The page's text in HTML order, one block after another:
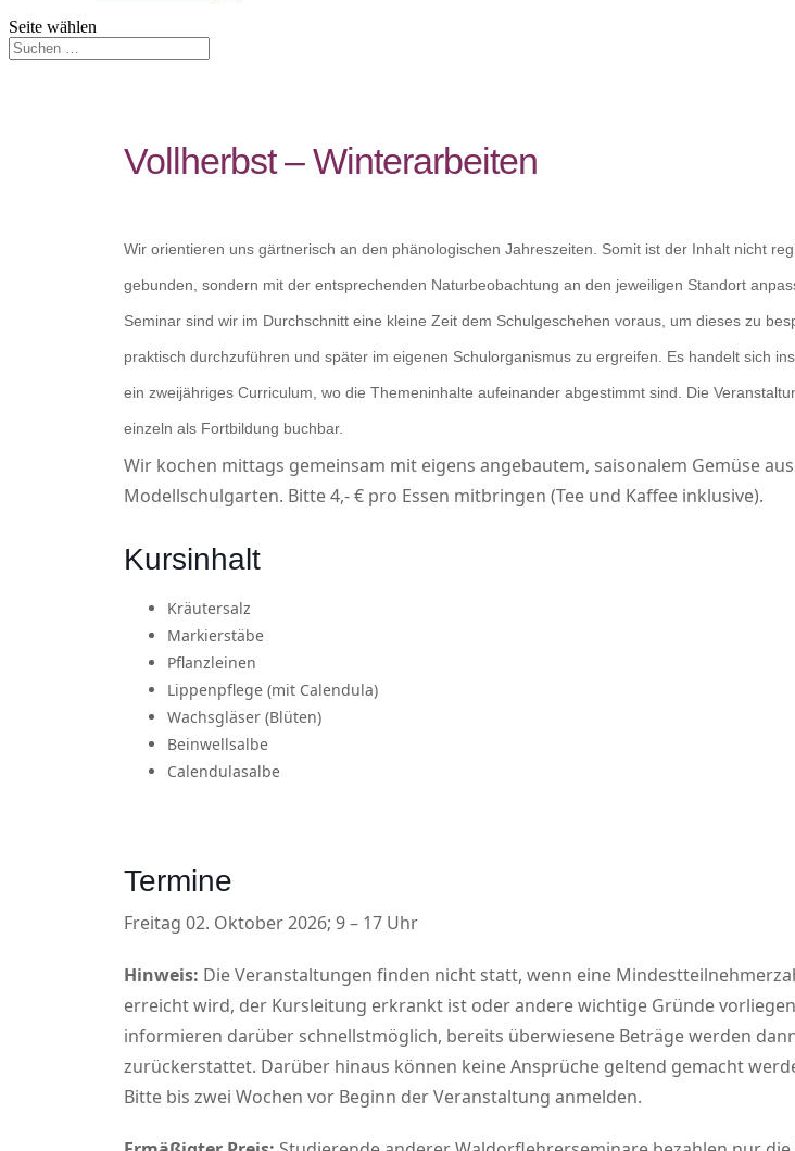
Seite wählen
Vollherbst – Winterarbeiten
Wir orientieren uns gärtnerisch an den phänologischen Jahreszeiten. Somit ist der Inhalt nicht
gebunden, sondern mit der entsprechenden Naturbeobachtung an den jeweiligen Standort
Seminar sind wir im Durchschnitt eine kleine Zeit dem Schulgeschehen voraus, um dieses zu
praktisch durchzuführen und später im eigenen Schulorganismus zu ergreifen. Es handelt sich
ein zweijähriges Curriculum, wo die Themeninhalte aufeinander abgestimmt sind. Die
einzeln als Fortbildung buchbar.
Wir kochen mittags gemeinsam mit eigens angebautem, saisonalem Gemüse
Modellschulgarten. Bitte 4,- € pro Essen mitbringen (Tee und Kaffee inklusive).
Kursinhalt
Kräutersalz
Markierstäbe
Pflanzleinen
Lippenpflege (mit Calendula)
Wachsgläser (Blüten)
Beinwellsalbe
Calendulasalbe
Termine
Freitag 02. Oktober 2026; 9 – 17 Uhr
Hinweis: Die Veranstaltungen finden nicht statt, wenn eine
erreicht wird, der Kursleitung erkrankt ist oder andere wichtige Gründe
informieren darüber schnellstmöglich, bereits überwiesene Beträge werden
zurückerstattet. Darüber hinaus können keine Ansprüche geltend gemacht
Bitte bis zwei Wochen vor Beginn der Veranstaltung anmelden.